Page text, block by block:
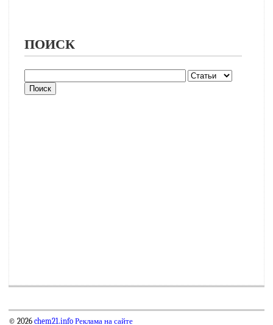
ПОИСК
© 2026 chem21.info Реклама на сайте